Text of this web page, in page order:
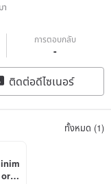
า
การตอบกลับ
-
ติดต่อดีไซเนอร์
ทั้งหมด (1)